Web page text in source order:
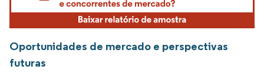
Oportunidades de mercado e perspectivas
futuras